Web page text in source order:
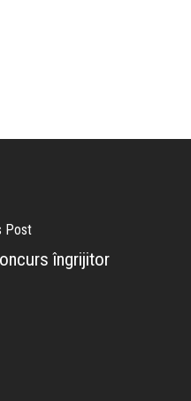
Post
îngrijitor